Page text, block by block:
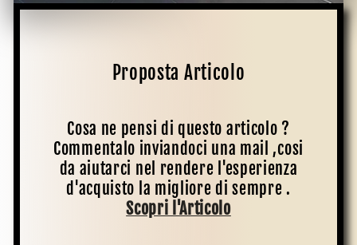
Proposta Articolo
Cosa ne pensi di questo articolo ?
Commentalo inviandoci una mail ,cosi
da aiutarci nel rendere l'esperienza
d'acquisto la migliore di sempre .
Scopri l'Articolo